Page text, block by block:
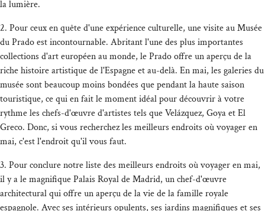
la lumière.
2. Pour ceux en quête d'une expérience culturelle, une visite au Musée
du Prado est incontournable. Abritant l'une des plus importantes
collections d'art européen au monde, le Prado offre un aperçu de la
riche histoire artistique de l'Espagne et au-delà. En mai, les galeries du
musée sont beaucoup moins bondées que pendant la haute saison
touristique, ce qui en fait le moment idéal pour découvrir à votre
rythme les chefs-d'œuvre d'artistes tels que Velázquez, Goya et El
Greco. Donc, si vous recherchez les meilleurs endroits où voyager en
mai, c'est l'endroit qu'il vous faut.
3. Pour conclure notre liste des meilleurs endroits où voyager en mai,
il y a le magnifique Palais Royal de Madrid, un chef-d'œuvre
architectural qui offre un aperçu de la vie de la famille royale
espagnole. Avec ses intérieurs opulents, ses jardins magnifiques et ses